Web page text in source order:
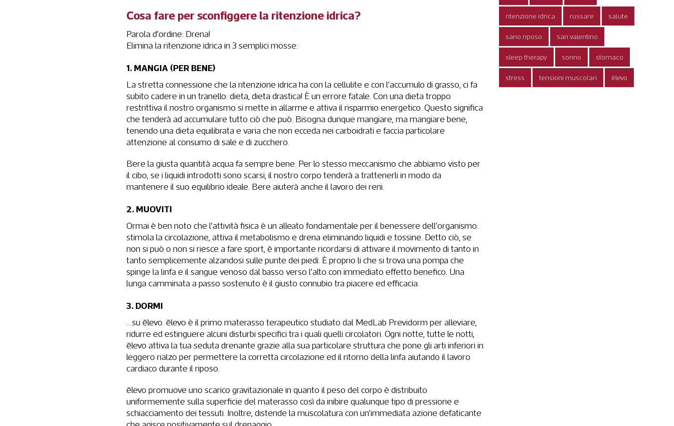
Cosa fare per sconfiggere la ritenzione idrica?
Parola d’ordine: Drena!
Elimina la ritenzione idrica in 3 semplici mosse:
1. MANGIA (PER BENE)
La stretta connessione che la ritenzione idrica ha con la cellulite e con l’accumulo di grasso, ci fa
subito cadere in un tranello: dieta, dieta drastica! È un errore fatale. Con una dieta troppo
restrittiva il nostro organismo si mette in allarme e attiva il risparmio energetico. Questo significa
che tenderà ad accumulare tutto ciò che può. Bisogna dunque mangiare, ma mangiare bene,
tenendo una dieta equilibrata e varia che non ecceda nei carboidrati e faccia particolare
attenzione al consumo di sale e di zucchero.
Bere la giusta quantità acqua fa sempre bene. Per lo stesso meccanismo che abbiamo visto per
il cibo, se i liquidi introdotti sono scarsi, il nostro corpo tenderà a trattenerli in modo da
mantenere il suo equilibrio ideale. Bere aiuterà anche il lavoro dei reni.
2. MUOVITI
Ormai è ben noto che l’attività fisica è un alleato fondamentale per il benessere dell’organismo:
stimola la circolazione, attiva il metabolismo e drena eliminando liquidi e tossine. Detto ciò, se
non si può o non si riesce a fare sport, è importante ricordarsi di attivare il movimento di tanto in
tanto semplicemente alzandosi sulle punte dei piedi. È proprio li che si trova una pompa che
spinge la linfa e il sangue venoso dal basso verso l’alto con immediato effetto benefico. Una
lunga camminata a passo sostenuto è il giusto connubio tra piacere ed efficacia.
3. DORMI
…su ēlevo. ēlevo è il primo materasso terapeutico studiato dal MedLab Previdorm per alleviare,
ridurre ed estinguere alcuni disturbi specifici tra i quali quelli circolatori. Ogni notte, tutte le notti,
ēlevo attiva la tua seduta drenante grazie alla sua particolare struttura che pone gli arti inferiori in
leggero rialzo per permettere la corretta circolazione ed il ritorno della linfa aiutando il lavoro
cardiaco durante il riposo.
ēlevo promuove uno scarico gravitazionale in quanto il peso del corpo è distribuito
uniformemente sulla superficie del materasso così da inibire qualunque tipo di pressione e
schiacciamento dei tessuti. Inoltre, distende la muscolatura con un’immediata azione defaticante
ritenzione idrica russare salute
sano riposo san valentino
sleep therapy sonno stomaco
stress tensioni muscolari ēlevo